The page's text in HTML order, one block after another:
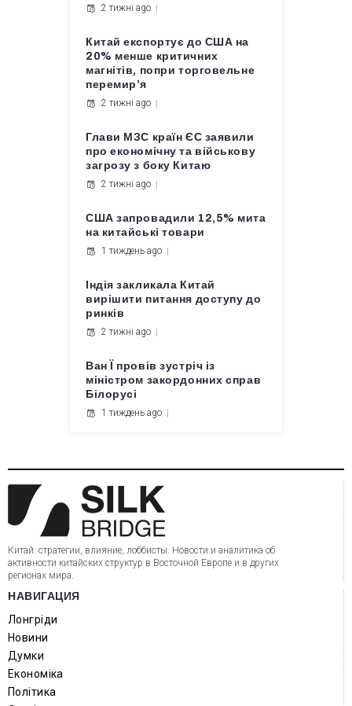
2 тижні ago
Китай експортує до США на
20% менше критичних
магнітів, попри торговельне
перемир’я
2 тижні ago
Глави МЗС країн ЄС заявили
про економічну та військову
загрозу з боку Китаю
2 тижні ago
США запровадили 12,5% мита
на китайські товари
1 тиждень ago
Індія закликала Китай
вирішити питання доступу до
ринків
2 тижні ago
Ван Ї провів зустріч із
міністром закордонних справ
Білорусі
1 тиждень ago
Китай: стратегии, влияние, лоббисты. Новости и аналитика об
активности китайских структур в Восточной Европе и в других
регионах мира.
НАВИГАЦИЯ
Лонгріди
Новини
Думки
Економіка
Політика